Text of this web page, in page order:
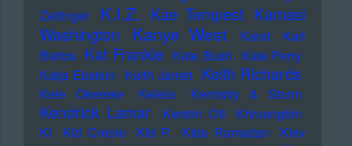
Zeltinger
K.I.Z. Kae Tempest Kamasi
Washington
Kanye West Karat
Karl
Bartos Kat Frankie Kate Bush Kate Perry
Katja Ebstein Keith Jarrett Keith Richards
Kele Okereke Kelela Kemistry & Storm
Kendrick Lamar Kerstin Ott
Khruangbin
KI
KId Creole KId P. KIda Ramadan
KIev